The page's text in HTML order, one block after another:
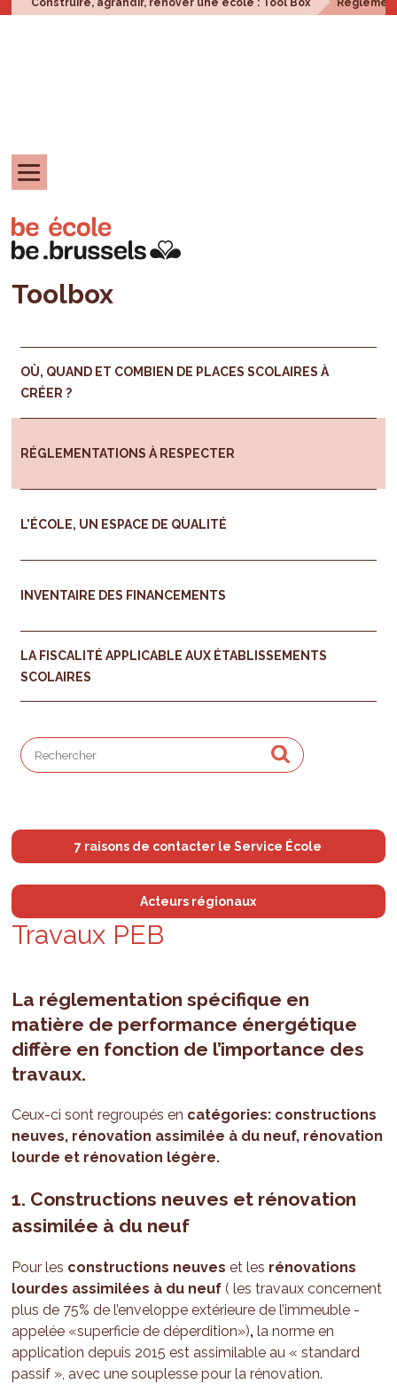
Construire, agrandir, rénover une école : Tool Box
Toolbox
OÙ, QUAND ET COMBIEN DE PLACES SCOLAIRES À
CRÉER ?
RÉGLEMENTATIONS À RESPECTER
L'ÉCOLE, UN ESPACE DE QUALITÉ
INVENTAIRE DES FINANCEMENTS
LA FISCALITÉ APPLICABLE AUX ÉTABLISSEMENTS
SCOLAIRES
7 raisons de contacter le Service École
Acteurs régionaux
Tra­vaux PEB
La réglementation spécifique en
matière de performance énergétique
diffère en fonction de l’importance des
travaux.
Ceux-ci sont regroupés en catégories: constructions
neuves, rénovation assimilée à du neuf, rénovation
lourde et rénovation légère.
1. Constructions neuves et rénovation
assimilée à du neuf
Pour les constructions neuveset les rénovations
lourdes assimilées à du neuf( les travaux concernent
plus de 75% de l’enveloppe extérieure de l’immeuble -
appelée «superficie de déperdition»),la norme en
application depuis 2015 est assimilable au « standard
passif », avec une souplesse pour la rénovation.